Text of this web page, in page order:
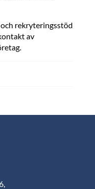
rekryteringsstöd
av